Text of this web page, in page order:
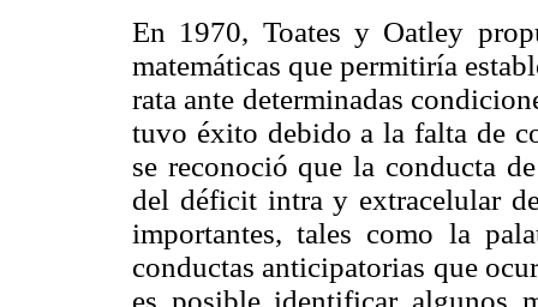
En 1970, Toates y Oatley
matemáticas que permitiría
rata ante determinadas
tuvo éxito debido a la falta de
se reconoció que la conducta
del déficit intra y extracelular
importantes, tales como la
conductas anticipatorias que
es posible identificar algunos